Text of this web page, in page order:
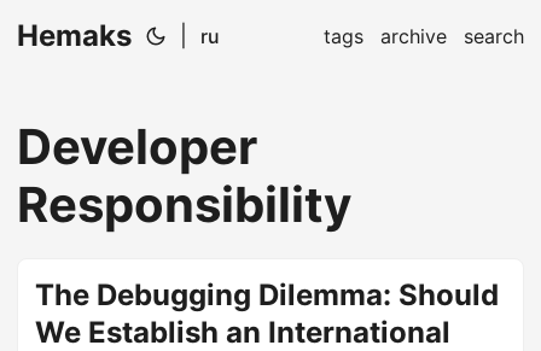
Hemaks ru tags archive search
Developer
Responsibility
The Debugging Dilemma: Should
We Establish an International